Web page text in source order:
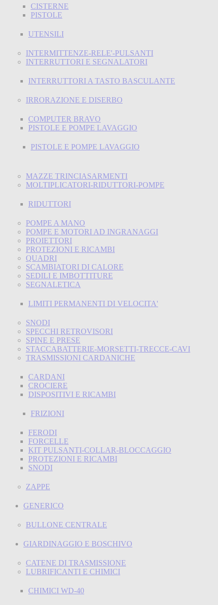
CISTERNE
PISTOLE
UTENSILI
INTERMITTENZE-RELE'-PULSANTI
INTERRUTTORI E SEGNALATORI
INTERRUTTORI A TASTO BASCULANTE
IRRORAZIONE E DISERBO
COMPUTER BRAVO
PISTOLE E POMPE LAVAGGIO
PISTOLE E POMPE LAVAGGIO
MAZZE TRINCIASARMENTI
MOLTIPLICATORI-RIDUTTORI-POMPE
RIDUTTORI
POMPE A MANO
POMPE E MOTORI AD INGRANAGGI
PROIETTORI
PROTEZIONI E RICAMBI
QUADRI
SCAMBIATORI DI CALORE
SEDILI E IMBOTTITURE
SEGNALETICA
LIMITI PERMANENTI DI VELOCITA'
SNODI
SPECCHI RETROVISORI
SPINE E PRESE
STACCABATTERIE-MORSETTI-TRECCE-CAVI
TRASMISSIONI CARDANICHE
CARDANI
CROCIERE
DISPOSITIVI E RICAMBI
FRIZIONI
FERODI
FORCELLE
KIT PULSANTI-COLLAR-BLOCCAGGIO
PROTEZIONI E RICAMBI
SNODI
ZAPPE
GENERICO
BULLONE CENTRALE
GIARDINAGGIO E BOSCHIVO
CATENE DI TRASMISSIONE
LUBRIFICANTI E CHIMICI
CHIMICI WD-40